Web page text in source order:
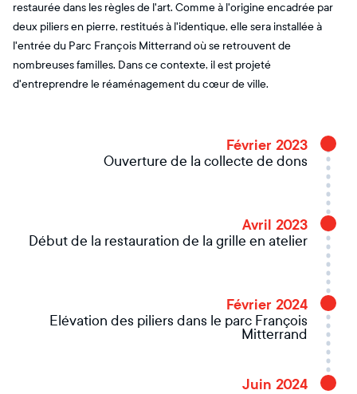
restaurée dans les règles de l'art. Comme à l'origine encadrée par
deux piliers en pierre, restitués à l'identique, elle sera installée à
l'entrée du Parc François Mitterrand où se retrouvent de
nombreuses familles. Dans ce contexte, il est projeté
d'entreprendre le réaménagement du cœur de ville.
Février 2023
Ouverture de la collecte de dons
Avril 2023
Début de la restauration de la grille en atelier
Février 2024
Elévation des piliers dans le parc François
Mitterrand
Juin 2024